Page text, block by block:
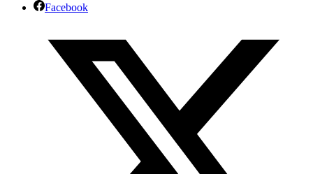
Facebook